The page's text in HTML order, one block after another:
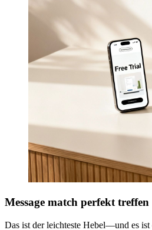
Message match perfekt treffen
Das ist der leichteste Hebel—und es